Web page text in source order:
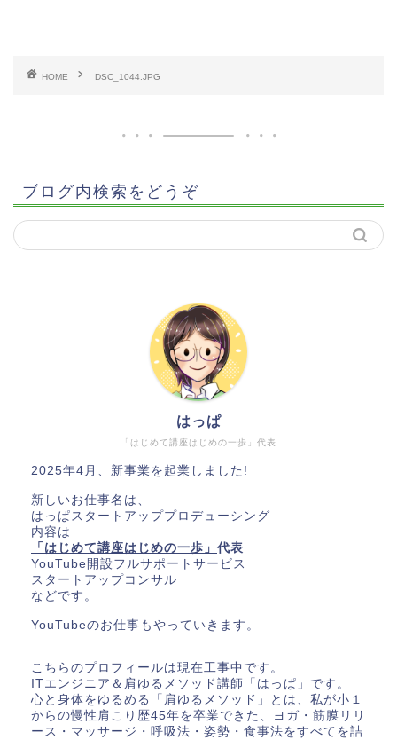
HOME DSC_1044.JPG
ブログ内検索をどうぞ
「はじめて講座はじめの一歩」代表
はっぱ
2025年4月、新事業を起業しました!
新しいお仕事名は、
はっぱスタートアッププロデューシング
内容は
「はじめて講座はじめの一歩」 代表
YouTube開設フルサポートサービス
スタートアップコンサル
などです。
YouTubeのお仕事もやっていきます。
こちらのプロフィールは現在工事中です。
ITエンジニア＆肩ゆるメソッド講師「はっぱ」です。
心と身体をゆるめる「肩ゆるメソッド」とは、私が小１
からの慢性肩こり歴45年を卒業できた、ヨガ・筋膜リリ
ース・マッサージ・呼吸法・姿勢・食事法をすべてを詰